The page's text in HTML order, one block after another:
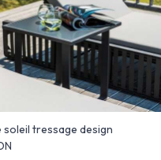
soleil tressage design